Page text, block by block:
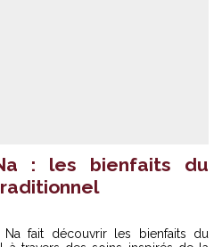
: les bienfaits du
fait découvrir les bienfaits du